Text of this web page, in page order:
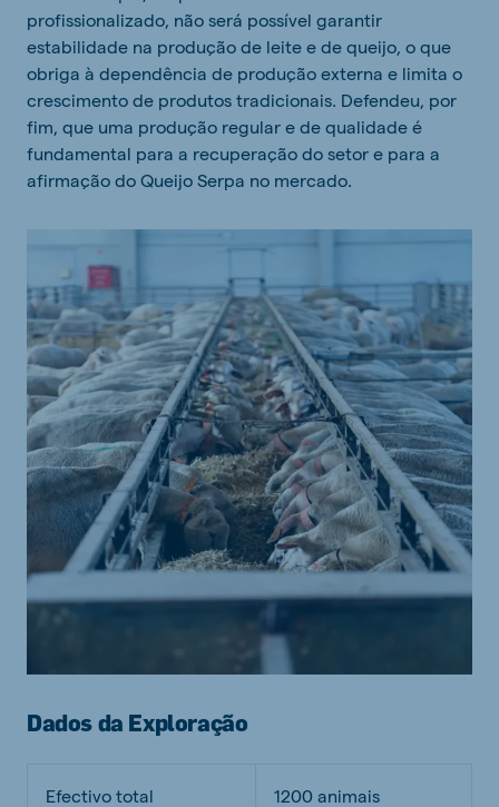
profissionalizado, não será possível garantir
estabilidade na produção de leite e de queijo, o que
obriga à dependência de produção externa e limita o
crescimento de produtos tradicionais. Defendeu, por
fim, que uma produção regular e de qualidade é
fundamental para a recuperação do setor e para a
afirmação do Queijo Serpa no mercado.
Dados da Exploração
Efectivo total 1200 animais